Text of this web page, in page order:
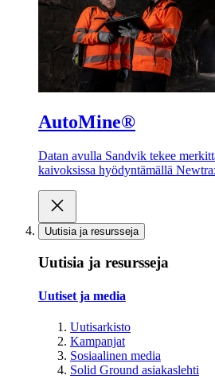
AutoMine®
Datan avulla Sandvik tekee
kaivoksissa hyödyntämällä
Uutisia ja resursseja
Uutisia ja resursseja
Uutiset ja media
Uutisarkisto
Kampanjat
Sosiaalinen media
Solid Ground asiakaslehti